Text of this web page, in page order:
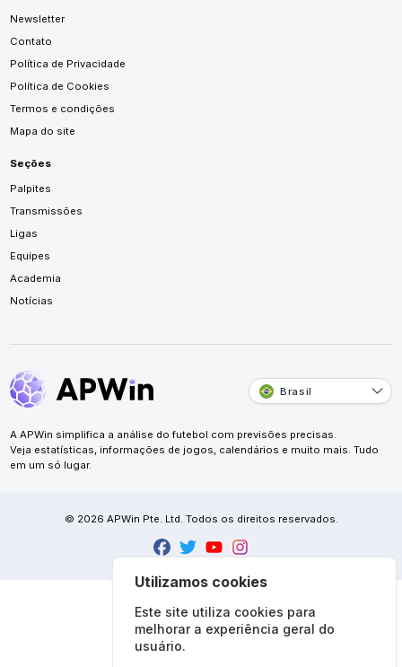
Newsletter
Contato
Política de Privacidade
Política de Cookies
Termos e condições
Mapa do site
Seções
Palpites
Transmissões
Ligas
Equipes
Academia
Notícias
Brasil
A APWin simplifica a análise do futebol com previsões precisas.
Veja estatísticas, informações de jogos, calendários e muito mais. Tudo
em um só lugar.
© 2026 APWin Pte. Ltd. Todos os direitos reservados.
Utilizamos cookies
Este site utiliza cookies para
melhorar a experiência geral do
usuário.